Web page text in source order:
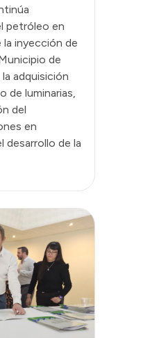
petróleo en
inyección de
de
la adquisición
de luminarias,
del
en
desarrollo de la